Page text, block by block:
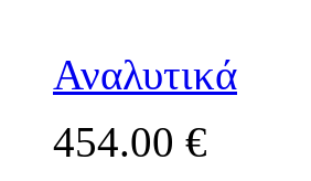
Αναλυτικά
454.00 €